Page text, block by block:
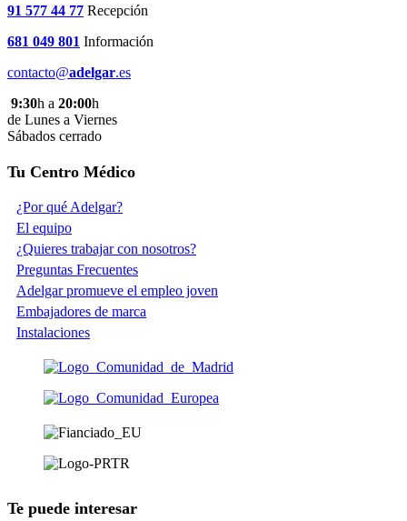
91 577 44 77 Recepción
681 049 801 Información
contacto@adelgar.es
9:30h a 20:00h
de Lunes a Viernes
Sábados cerrado
Tu Centro Médico
¿Por qué Adelgar?
El equipo
¿Quieres trabajar con nosotros?
Preguntas Frecuentes
Adelgar promueve el empleo joven
Embajadores de marca
Instalaciones
Te puede interesar